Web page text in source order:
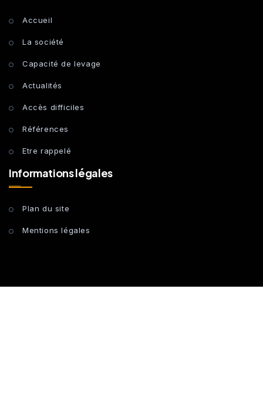
Accueil
La société
Capacité de levage
Actualités
Accès difficiles
Références
Etre rappelé
Informations légales
Plan du site
Mentions légales